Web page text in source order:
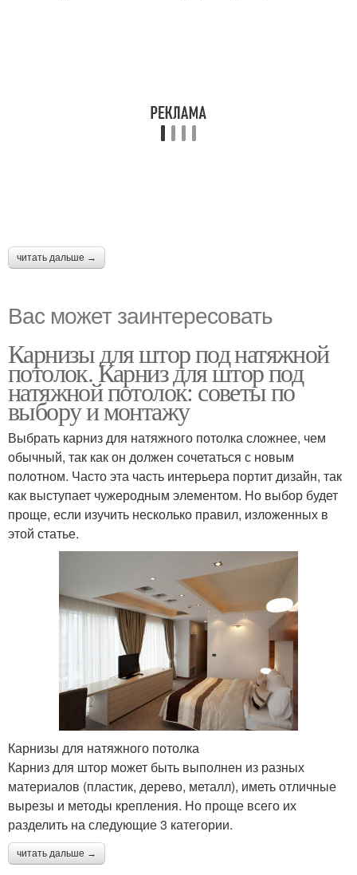
читать дальше →
Вас может заинтересовать
Карнизы для штор под натяжной
потолок. Карниз для штор под
натяжной потолок: советы по
выбору и монтажу
Выбрать карниз для натяжного потолка сложнее, чем
обычный, так как он должен сочетаться с новым
полотном. Часто эта часть интерьера портит дизайн, так
как выступает чужеродным элементом. Но выбор будет
проще, если изучить несколько правил, изложенных в
этой статье.
Карнизы для натяжного потолка
Карниз для штор может быть выполнен из разных
материалов (пластик, дерево, металл), иметь отличные
вырезы и методы крепления. Но проще всего их
разделить на следующие 3 категории.
читать дальше →